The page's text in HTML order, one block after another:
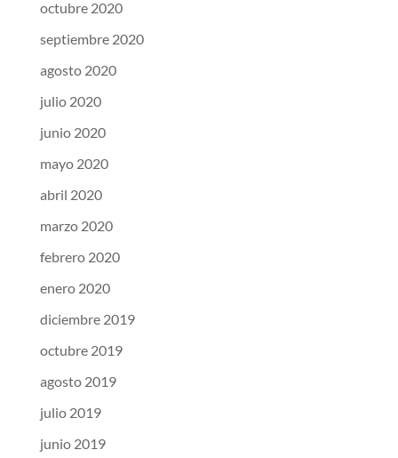
octubre 2020
septiembre 2020
agosto 2020
julio 2020
junio 2020
mayo 2020
abril 2020
marzo 2020
febrero 2020
enero 2020
diciembre 2019
octubre 2019
agosto 2019
julio 2019
junio 2019